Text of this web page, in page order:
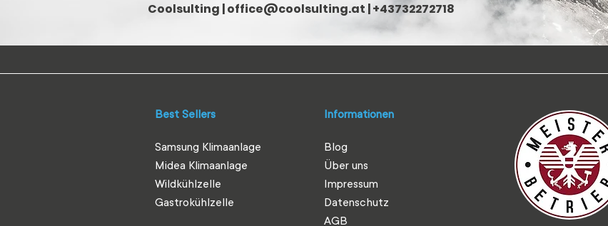
Coolsulting |office@coolsulting.at | +43732272718
Best Sellers
Samsung Klimaanlage
Midea Klimaanlage
Wildkühlzelle
Gastrokühlzelle
Informationen
Blog
Über uns
Impressum
Datenschutz
AGB